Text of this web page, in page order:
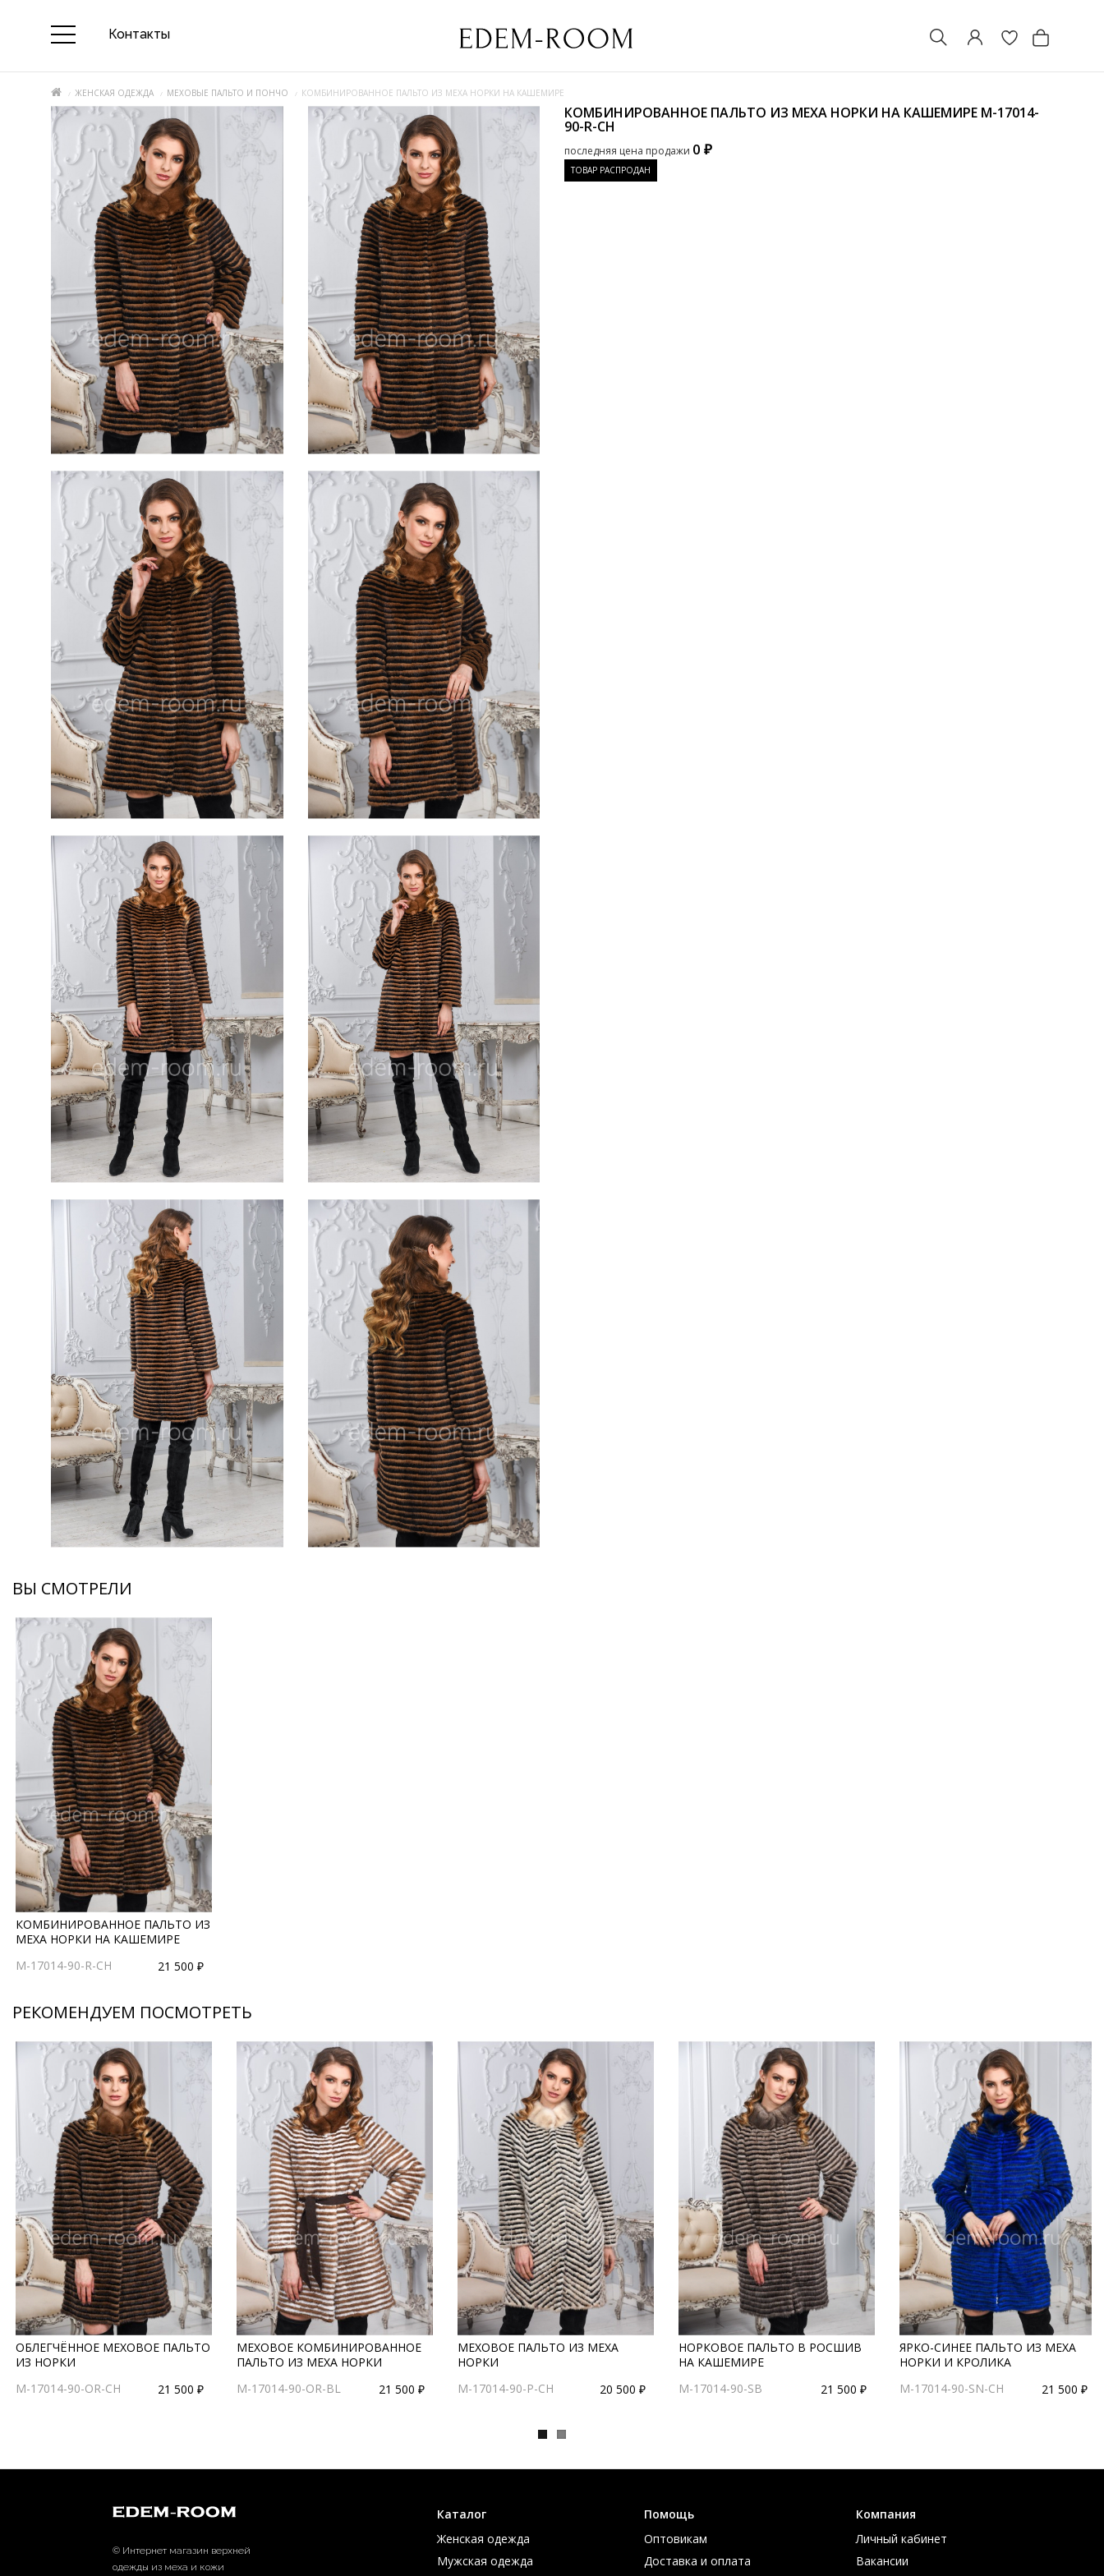
Контакты
ЖЕНСКАЯ ОДЕЖДА МЕХОВЫЕ ПАЛЬТО И ПОНЧО КОМБИНИРОВАННОЕ ПАЛЬТО ИЗ МЕХА НОРКИ НА КАШЕМИРЕ
КОМБИНИРОВАННОЕ ПАЛЬТО ИЗ МЕХА НОРКИ НА КАШЕМИРЕ M-17014-
90-R-CH
последняя цена продажи 0 ₽
ТОВАР РАСПРОДАН
ВЫ СМОТРЕЛИ
КОМБИНИРОВАННОЕ ПАЛЬТО ИЗ
МЕХА НОРКИ НА КАШЕМИРЕ
M-17014-90-R-CH
21 500 ₽
РЕКОМЕНДУЕМ ПОСМОТРЕТЬ
ОБЛЕГЧЁННОЕ МЕХОВОЕ ПАЛЬТО
ИЗ НОРКИ
M-17014-90-OR-CH
21 500 ₽
МЕХОВОЕ КОМБИНИРОВАННОЕ
ПАЛЬТО ИЗ МЕХА НОРКИ
M-17014-90-OR-BL
21 500 ₽
МЕХОВОЕ ПАЛЬТО ИЗ МЕХА
НОРКИ
M-17014-90-P-CH
20 500 ₽
НОРКОВОЕ ПАЛЬТО В РОСШИВ
НА КАШЕМИРЕ
M-17014-90-SB
21 500 ₽
ЯРКО-СИНЕЕ ПАЛЬТО ИЗ МЕХА
НОРКИ И КРОЛИКА
M-17014-90-SN-CH
21 500 ₽
© Интернет магазин верхней
одежды из меха и кожи
Каталог
Женская одежда
Мужская одежда
Помощь
Оптовикам
Доставка и оплата
Компания
Личный кабинет
Вакансии